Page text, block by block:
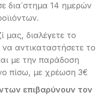
δια΄στημα 14 ημερών
μας, διαλέγετε το
αντικαταστήσετε το
με την παράδοση
πίσω, με χρέωση 3€
επιβαρύνουν τον